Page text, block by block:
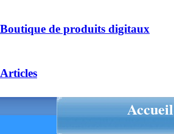
Boutique de produits digitaux
Articles
Accueil